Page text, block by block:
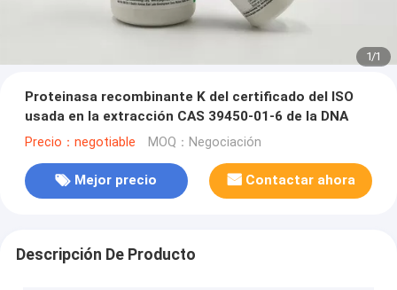
1/1
Proteinasa recombinante K del certificado del ISO
usada en la extracción CAS 39450-01-6 de la DNA
Precio：negotiable MOQ：Negociación
Mejor precio Contactar ahora
Descripción De Producto